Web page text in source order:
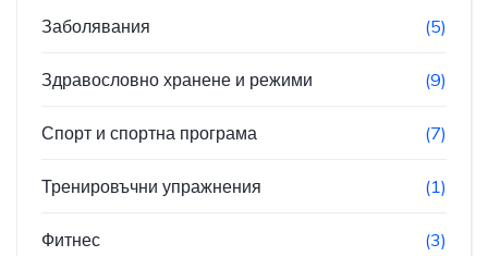
Заболявания (5)
Здравословно хранене и режими (9)
Спорт и спортна програма (7)
Тренировъчни упражнения (1)
Фитнес (3)